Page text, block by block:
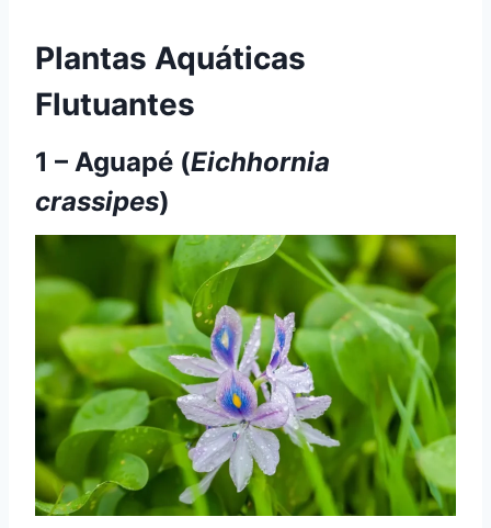
Plantas Aquáticas
Flutuantes
1 – Aguapé (Eichhornia
crassipes)